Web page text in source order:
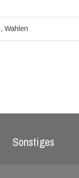
, Wahlen
Sonstiges